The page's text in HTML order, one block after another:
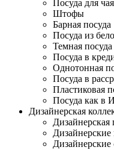
Посуда для чая
Штофы
Барная посуда
Посуда из
Темная посуда
Посуда в
Однотонная
Посуда в
Пластиковая
Посуда как в
Дизайнерская
Дизайнерская
Дизайнерские
Дизайнерские